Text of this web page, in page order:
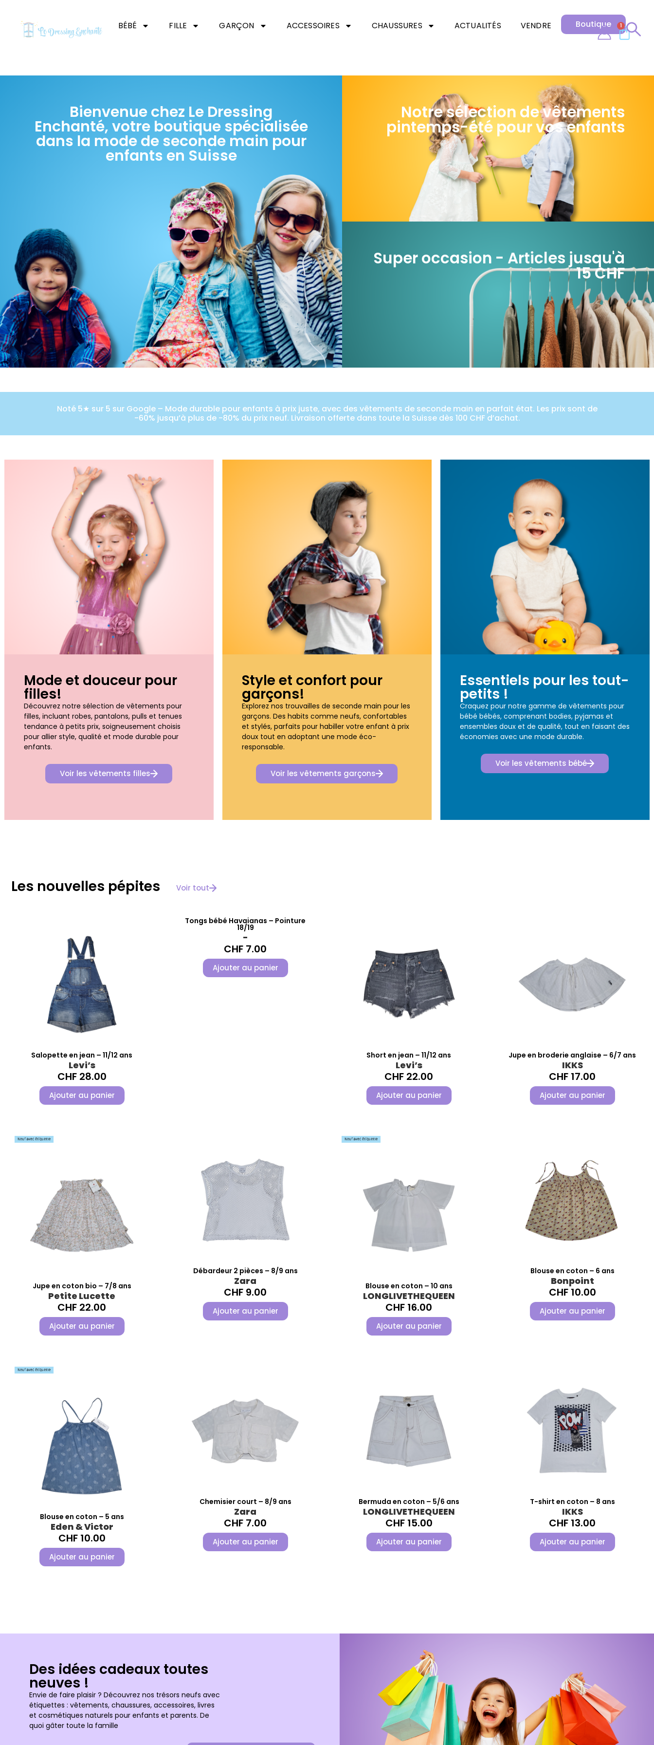
BÉBÉ FILLE GARÇON ACCESSOIRES CHAUSSURES ACTUALITÉS VENDRE Boutique 1
Bienvenue chez Le Dressing
Enchanté, votre boutique spécialisée
dans la mode de seconde main pour
enfants en Suisse
Notre sélection de vêtements
pintemps-été pour vos enfants
Super occasion - Articles jusqu'à
15 CHF
Noté 5★ sur 5 sur Google – Mode durable pour enfants à prix juste, avec des vêtements de seconde main en parfait état. Les prix sont de
-60% jusqu’à plus de -80% du prix neuf. Livraison offerte dans toute la Suisse dès 100 CHF d’achat.
Mode et douceur pour
filles!
Découvrez notre sélection de vêtements pour
filles, incluant robes, pantalons, pulls et tenues
tendance à petits prix, soigneusement choisis
pour allier style, qualité et mode durable pour
enfants.
Voir les vêtements filles
Style et confort pour
garçons!​
Explorez nos trouvailles de seconde main pour les
garçons. Des habits comme neufs, confortables
et stylés, parfaits pour habiller votre enfant à prix
doux tout en adoptant une mode éco-
responsable.
Voir les vêtements garçons
Essentiels pour les tout-
petits !
Craquez pour notre gamme de vêtements pour
bébé bébés, comprenant bodies, pyjamas et
ensembles doux et de qualité, tout en faisant des
économies avec une mode durable.
Voir les vêtements bébé
Les nouvelles pépites Voir tout
Salopette en jean – 11/12 ans
Levi’s
CHF28.00
Ajouter au panier
Tongs bébé Havaianas – Pointure
18/19
-
CHF 7.00
Ajouter au panier
Short en jean – 11/12 ans
Levi’s
CHF 22.00
Ajouter au panier
Jupe en broderie anglaise – 6/7 ans
IKKS
CHF 17.00
Ajouter au panier
Jupe en coton bio – 7/8 ans
Petite Lucette
CHF 22.00
Ajouter au panier
Débardeur 2 pièces – 8/9 ans
Zara
CHF 9.00
Ajouter au panier
Blouse en coton – 10 ans
LONGLIVETHEQUEEN
CHF 16.00
Ajouter au panier
Blouse en coton – 6 ans
Bonpoint
CHF10.00
Ajouter au panier
Blouse en coton – 5 ans
Eden & Victor
CHF10.00
Ajouter au panier
Chemisier court – 8/9 ans
Zara
CHF 7.00
Ajouter au panier
Bermuda en coton – 5/6 ans
LONGLIVETHEQUEEN
CHF15.00
Ajouter au panier
T-shirt en coton – 8 ans
IKKS
CHF 13.00
Ajouter au panier
Des idées cadeaux toutes
neuves !
Envie de faire plaisir ? Découvrez nos trésors neufs avec
étiquettes : vêtements, chaussures, accessoires, livres
et cosmétiques naturels pour enfants et parents. De
quoi gâter toute la famille